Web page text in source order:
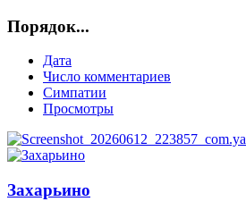
Порядок...
Дата
Число комментариев
Симпатии
Просмотры
Захарьино